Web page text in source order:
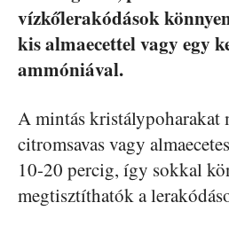
vízkőlerakódások
kis almaecettel vagy egy
ammóniával.
A mintás kristálypoharakat
citromsavas vagy
10-20 percig, így sokkal
megtisztíthatók a